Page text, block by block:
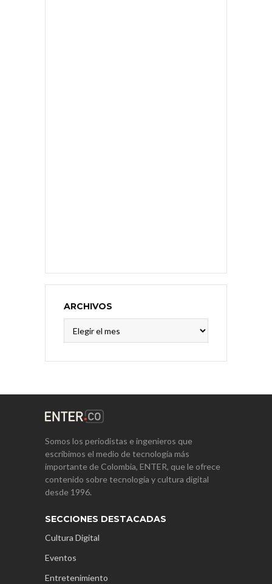
ARCHIVOS
Somos los periodistas e ingenieros que
escribimos el medio de tecnología más
importante de Colombia, ENTER, que le ofrece
contenido sobre tecnología y cultura digital
desde 1996.
SECCIONES DESTACADAS
Cultura Digital
Eventos
Entretenimiento